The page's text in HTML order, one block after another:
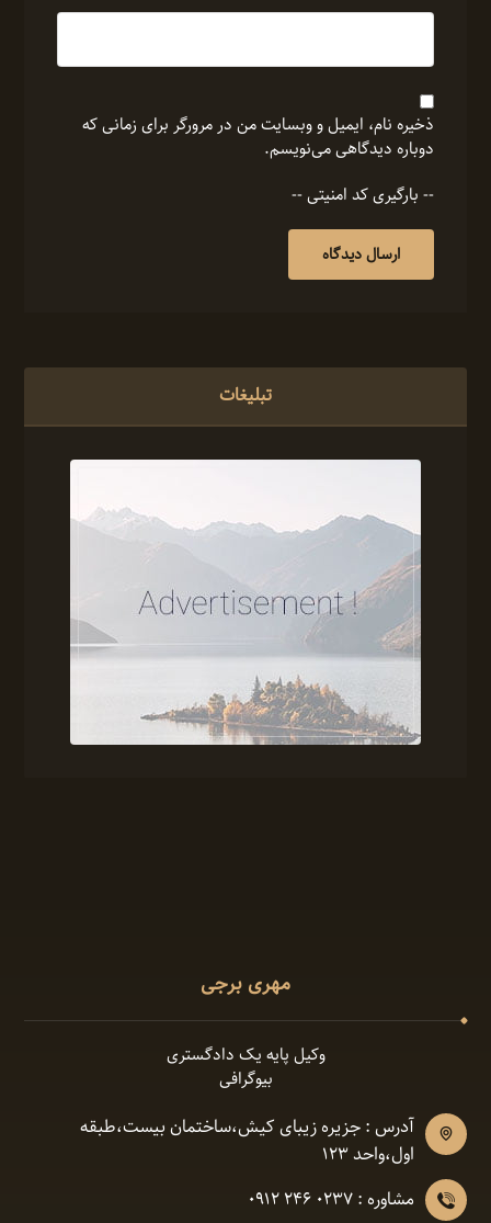
ذخیره نام، ایمیل و وبسایت من در مرورگر برای زمانی که
دوباره دیدگاهی می‌نویسم.
-- بارگیری کد امنیتی --
ارسال دیدگاه
تبلیغات
مهری برجی
وکیل پایه یک دادگستری
بیوگرافی
آدرس : جزیره زیبای کیش،ساختمان بیست،طبقه
اول،واحد ١٢٣
مشاوره : 0237 246 0912